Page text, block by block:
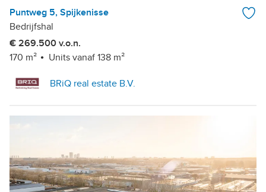
Puntweg 5, Spijkenisse
Bedrijfshal
€ 269.500 v.o.n.
170 m²
Units vanaf 138 m²
BRiQ real estate B.V.